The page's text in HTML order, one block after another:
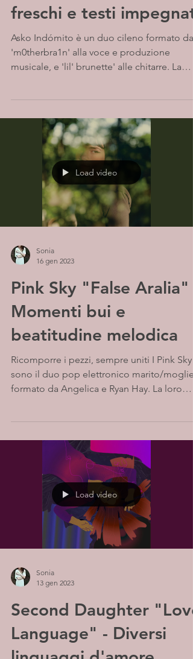
freschi e testi impegnati
Asko Indómito è un duo cileno formato da
'm0therbra1n' alla voce e produzione
musicale, e 'lil' brunette' alle chitarre. La
Load video
Sonia
16 gen 2023
Pink Sky "False Aralia" -
Momenti bui e
beatitudine melodica
Ricomporre i pezzi, sempre uniti I Pink Sky
sono il duo pop elettronico marito/moglie
formato da Angelica e Ryan Hay. La loro
Load video
Sonia
13 gen 2023
Second Daughter "Love
Language" - Diversi